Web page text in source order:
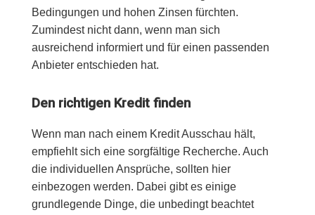
Bedingungen und hohen Zinsen fürchten.
Zumindest nicht dann, wenn man sich
ausreichend informiert und für einen passenden
Anbieter entschieden hat.
Den richtigen Kredit finden
Wenn man nach einem Kredit Ausschau hält,
empfiehlt sich eine sorgfältige Recherche. Auch
die individuellen Ansprüche, sollten hier
einbezogen werden. Dabei gibt es einige
grundlegende Dinge, die unbedingt beachtet